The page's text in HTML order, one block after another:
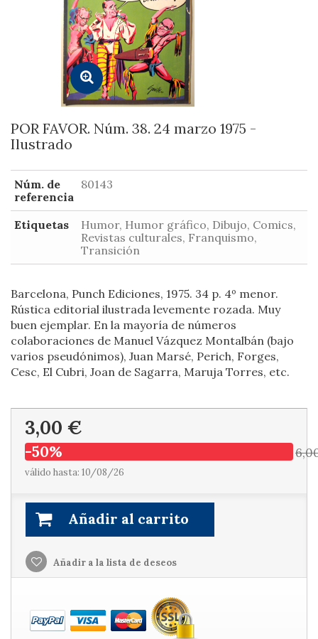
POR FAVOR. Núm. 38. 24 marzo 1975 -
Ilustrado
Núm. de
referencia
80143
Etiquetas
Humor, Humor gráfico, Dibujo, Comics,
Revistas culturales, Franquismo,
Transición
Barcelona, Punch Ediciones, 1975. 34 p. 4º menor.
Rústica editorial ilustrada levemente rozada. Muy
buen ejemplar. En la mayoría de números
colaboraciones de Manuel Vázquez Montalbán (bajo
varios pseudónimos), Juan Marsé, Perich, Forges,
Cesc, El Cubri, Joan de Sagarra, Maruja Torres, etc.
3,00 €
-50%
válido hasta: 10/08/26
Añadir al carrito
Añadir a la lista de deseos